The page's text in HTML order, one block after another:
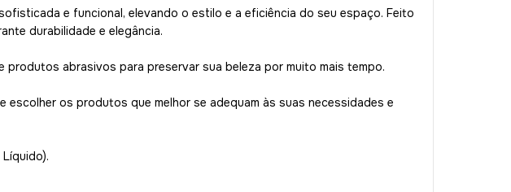
e funcional, elevando o estilo e a eficiência do seu espaço. Feito
durabilidade e elegância.
produtos abrasivos para preservar sua beleza por muito mais tempo.
os produtos que melhor se adequam às suas necessidades e